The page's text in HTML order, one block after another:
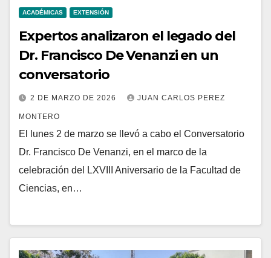
ACADÉMICAS EXTENSIÓN
Expertos analizaron el legado del
Dr. Francisco De Venanzi en un
conversatorio
2 DE MARZO DE 2026 JUAN CARLOS PEREZ
MONTERO
El lunes 2 de marzo se llevó a cabo el Conversatorio
Dr. Francisco De Venanzi, en el marco de la
celebración del LXVIII Aniversario de la Facultad de
Ciencias, en…